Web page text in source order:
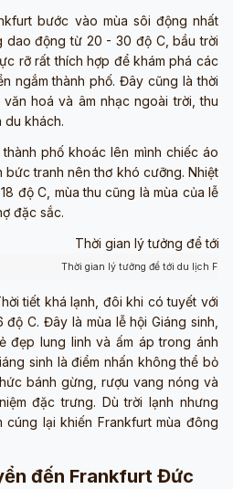
bước vào mùa sôi động nhất
dao động từ 20 - 30 độ C, bầu trời
rỡ rất thích hợp để khám phá các
ngắm thành phố. Đây cũng là thời
hoá và âm nhạc ngoài trời, thu
du khách.
thành phố khoác lên mình chiếc áo
bức tranh nên thơ khó cưỡng. Nhiệt
độ C, mùa thu cũng là mùa của lễ
đặc sắc.
Thời gian lý tưởng để tới du lịch
tiết khá lạnh, đôi khi có tuyết với
C. Đây là mùa lễ hội Giáng sinh,
đẹp lung linh và ấm áp trong ánh
sinh là điểm nhấn không thể bỏ
bánh gừng, rượu vang nóng và
đặc trưng. Dù trời lạnh nhưng
lại khiến Frankfurt mùa đông
đến Frankfurt Đức